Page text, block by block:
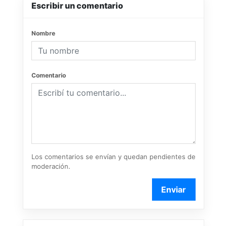
Escribir un comentario
Nombre
Comentario
Los comentarios se envían y quedan pendientes de
moderación.
Enviar